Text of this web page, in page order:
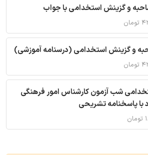
و گزینش استخدامی با جواب
و گزینش استخدامی (درسنامه آموزشی)
شب آزمون کارشناس امور فرهنگی
با پاسخنامه تشریحی